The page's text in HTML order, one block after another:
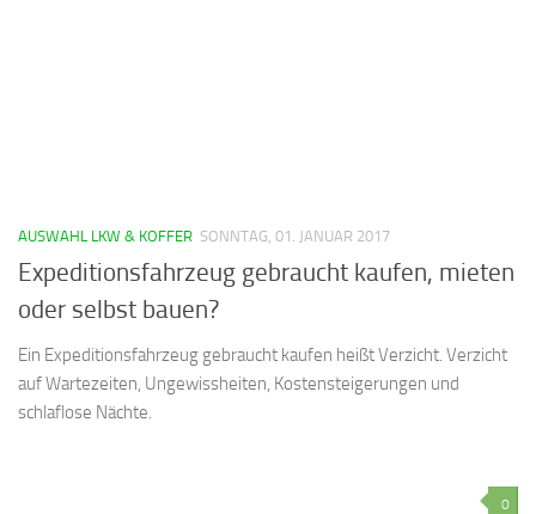
AUSWAHL LKW & KOFFER SONNTAG, 01. JANUAR 2017
Expeditionsfahrzeug gebraucht kaufen, mieten
oder selbst bauen?
Ein Expeditionsfahrzeug gebraucht kaufen heißt Verzicht. Verzicht
auf Wartezeiten, Ungewissheiten, Kostensteigerungen und
schlaflose Nächte.
0